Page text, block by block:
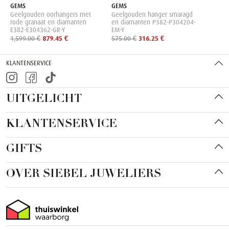
GEMS
Geelgouden oorhangers met
rode granaat en diamanten
E382-E304362-GR-Y
1,599.00 € 879.45 €
GEMS
Geelgouden hanger smaragd
en diamanten P382-P304204-
EM-Y
575.00 € 316.25 €
KLANTENSERVICE
UITGELICHT
KLANTENSERVICE
GIFTS
OVER SIEBEL JUWELIERS